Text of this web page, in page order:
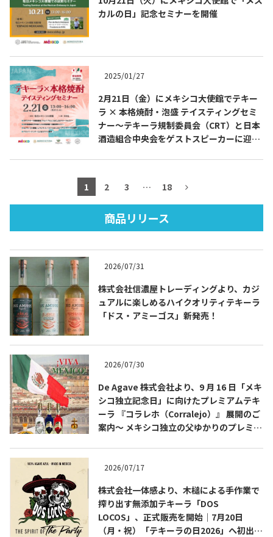
Tequila Journal SNS 在日メキシコ大使館 SNS
About
テキーラのつくり方 テキーラマーケット
テキーラの飲み方
メキシコ料理
メキシコの記念日 トピックス
イベント一覧
テキーラ・メスカルが 飲めるバー
プライバシーポリシー
カルの日」記念セミナーを開催
2025/01/27
2月21日（金）にメキシコ大使館でテキー
ラ × 本格焼酎・泡盛 テイスティングセミ
ナー～テキーラ規制委員会（CRT）と日本
酒造組合中央会をゲストスピーカーに迎え
1 2 3 … 18
商品リリース
2026/07/31
株式会社信濃屋トレーディングより、カジ
ュアルに楽しめるハイクオリティテキーラ
「ドス・アミーゴス」新発売！
2026/07/30
De Agave 株式会社より、9 月 16 日「メキ
シコ独立記念日」に向けたプレミアムテキ
ーラ 『コラレホ（Corralejo）』 展開のご
案内〜 メキシコ独立の父ゆかりのプレミア
2026/07/17
株式会社一体感より、木槌による手作業で
搾り出す無添加テキーラ「DOS
LOCOS」、正式販売を開始｜7月20日
（月・祝）「テキーラの日2026」へ初出